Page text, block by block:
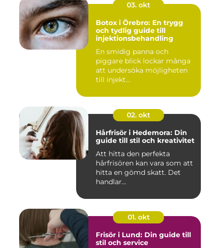
03. okt
Botox i Örebro: En trygg
och tydlig guide till
injektionsbehandling
En smidig panna och
piggare blick lockar många
att undersöka möjligheten
till injekt...
02. okt
Hårfrisör i Hedemora: Din
guide till stil och kreativitet
Att hitta den perfekta
hårfrisören kan vara som att
hitta en gömd skatt. Det
handlar...
01. okt
Frisör i Lund: Din guide till
stil och service